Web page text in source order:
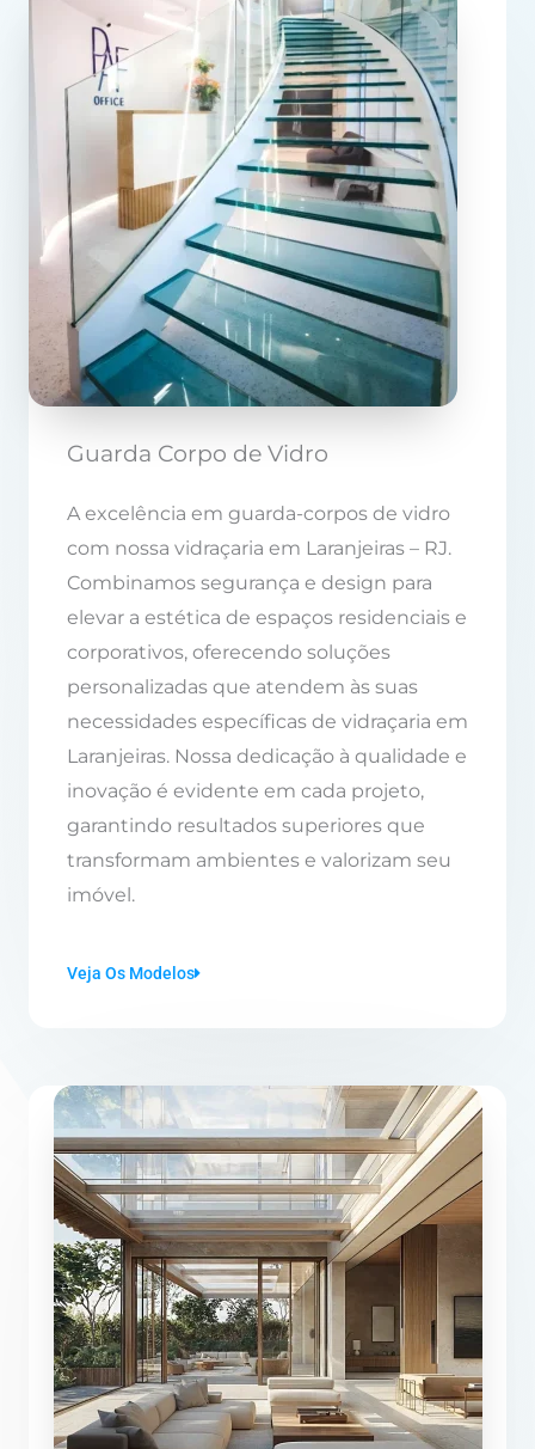
Guarda Corpo de Vidro
A excelência em guarda-corpos de vidro
com nossa vidraçaria em Laranjeiras – RJ.
Combinamos segurança e design para
elevar a estética de espaços residenciais e
corporativos, oferecendo soluções
personalizadas que atendem às suas
necessidades específicas de vidraçaria em
Laranjeiras. Nossa dedicação à qualidade e
inovação é evidente em cada projeto,
garantindo resultados superiores que
transformam ambientes e valorizam seu
imóvel.
Veja Os Modelos